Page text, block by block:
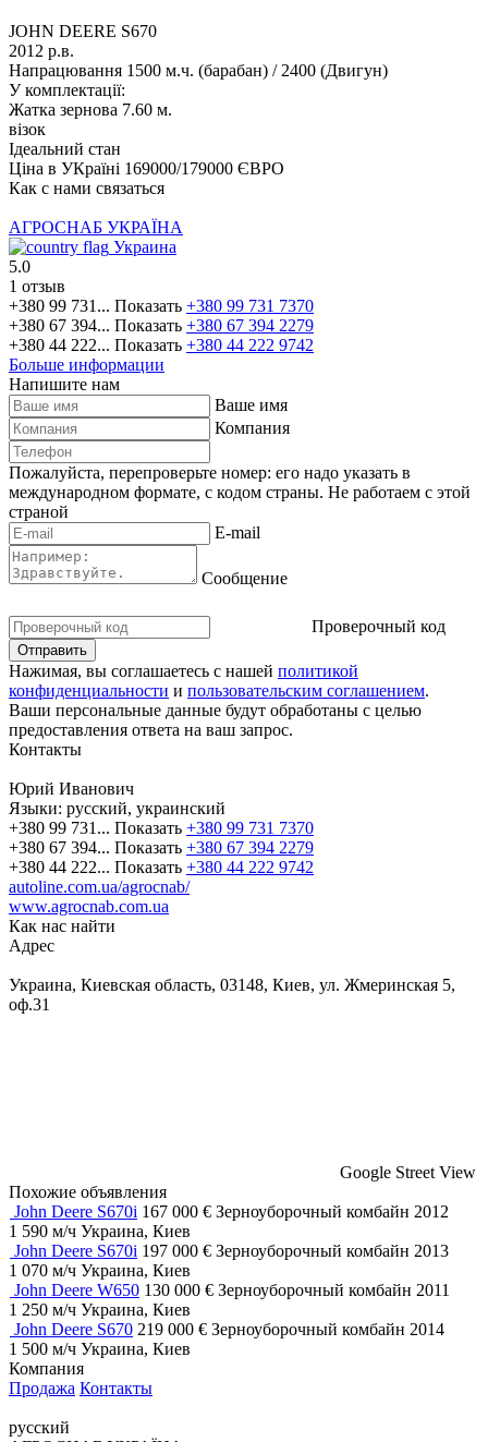
JOHN DEERE S670
2012 р.в.
Напрацювання 1500 м.ч. (барабан) / 2400 (Двигун)
У комплектації:
Жатка зернова 7.60 м.
візок
Ідеальний стан
Ціна в УКраїні 169000/179000 ЄВРО
Как с нами связаться
АГРОСНАБ УКРАЇНА
Украина
5.0
1 отзыв
+380 99 731... Показать +380 99 731 7370
+380 67 394... Показать +380 67 394 2279
+380 44 222... Показать +380 44 222 9742
Больше информации
Напишите нам
Ваше имя
Компания
Пожалуйста, перепроверьте номер: его надо указать в
международном формате, с кодом страны. Не работаем с этой
страной
E-mail
Сообщение
Проверочный код
Нажимая, вы соглашаетесь с нашей политикой
конфиденциальности и пользовательским соглашением.
Ваши персональные данные будут обработаны с целью
предоставления ответа на ваш запрос.
Контакты
Юрий Иванович
Языки: русский, украинский
+380 99 731... Показать +380 99 731 7370
+380 67 394... Показать +380 67 394 2279
+380 44 222... Показать +380 44 222 9742
autoline.com.ua/agrocnab/
www.agrocnab.com.ua
Как нас найти
Адрес
Украина, Киевская область, 03148, Киев, ул. Жмеринская 5,
оф.31
Google Street View
Похожие объявления
John Deere S670i 167 000 € Зерноуборочный комбайн 2012
1 590 м/ч Украина, Киев
John Deere S670i 197 000 € Зерноуборочный комбайн 2013
1 070 м/ч Украина, Киев
John Deere W650 130 000 € Зерноуборочный комбайн 2011
1 250 м/ч Украина, Киев
John Deere S670 219 000 € Зерноуборочный комбайн 2014
1 500 м/ч Украина, Киев
Компания
Продажа Контакты
русский